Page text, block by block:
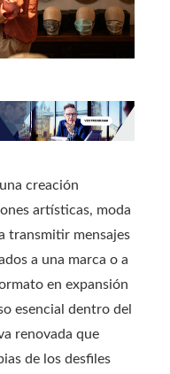
creación
artísticas, moda
transmitir mensajes
a una marca o a
en expansión
esencial dentro del
renovada que
de los desfiles